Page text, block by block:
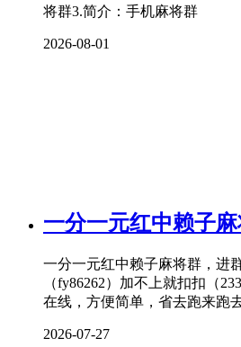
将群3.简介：手机麻将群
2026-08-01
一分一元红中赖子
一分一元红中赖子麻将群，进群
（fy86262）加不上就扣扣（
在线，方便简单，省去跑来跑
2026-07-27